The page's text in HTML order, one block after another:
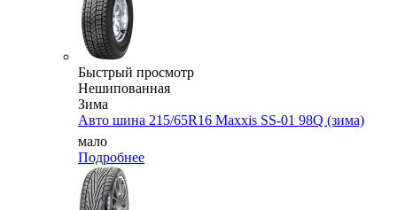
Быстрый просмотр
Нешипованная
Зима
Авто шина 215/65R16 Maxxis SS-01 98Q (зима)
мало
Подробнее